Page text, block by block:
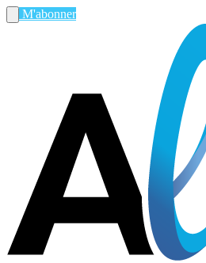
M'abonner